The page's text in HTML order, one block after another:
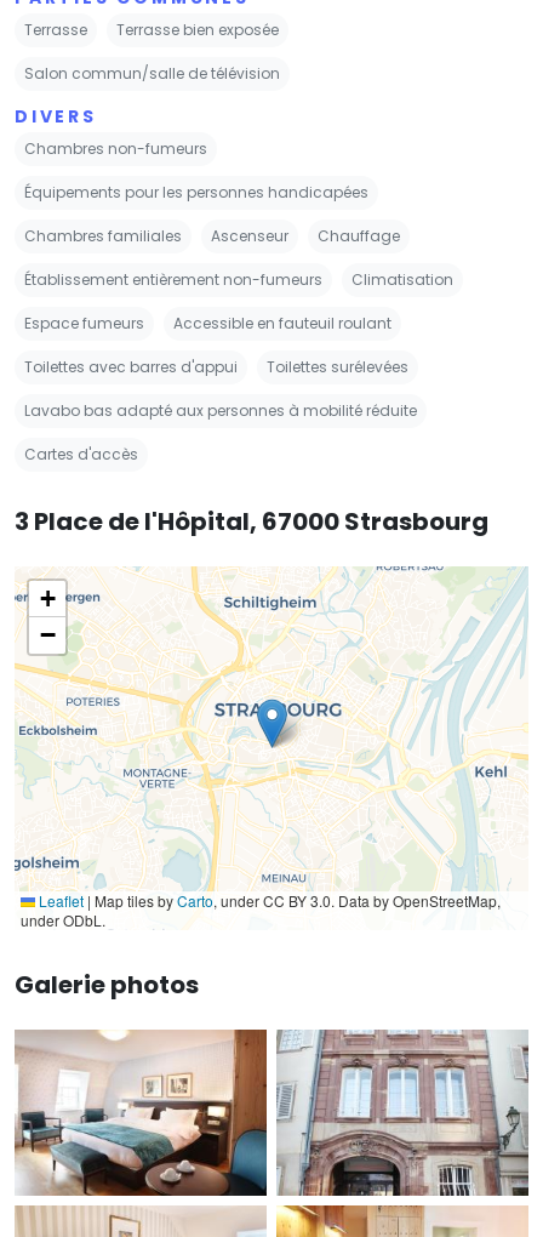
Terrasse Terrasse bien exposée
Salon commun/salle de télévision
DIVERS
Chambres non-fumeurs
Équipements pour les personnes handicapées
Chambres familiales Ascenseur Chauffage
Établissement entièrement non-fumeurs Climatisation
Espace fumeurs Accessible en fauteuil roulant
Toilettes avec barres d'appui Toilettes surélevées
Lavabo bas adapté aux personnes à mobilité réduite
Cartes d'accès
3 Place de l'Hôpital, 67000 Strasbourg
+
−
Leaflet | Map tiles byCarto, under CC BY 3.0. Data by OpenStreetMap,
under ODbL.
Galerie photos